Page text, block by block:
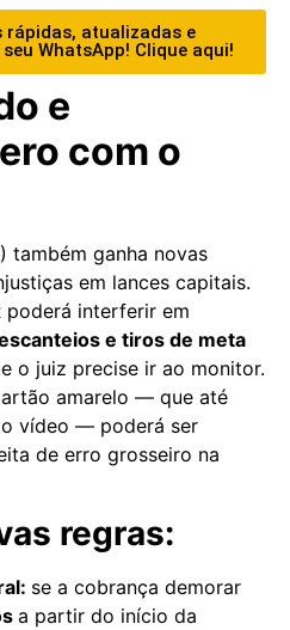
rápidas, atualizadas e
WhatsApp! Clique aqui!
e
com o
também ganha novas
em lances capitais.
poderá interferir em
e tiros de meta
o juiz precise ir ao monitor.
amarelo — que até
vídeo — poderá ser
de erro grosseiro na
regras:
se a cobrança demorar
a partir do início da